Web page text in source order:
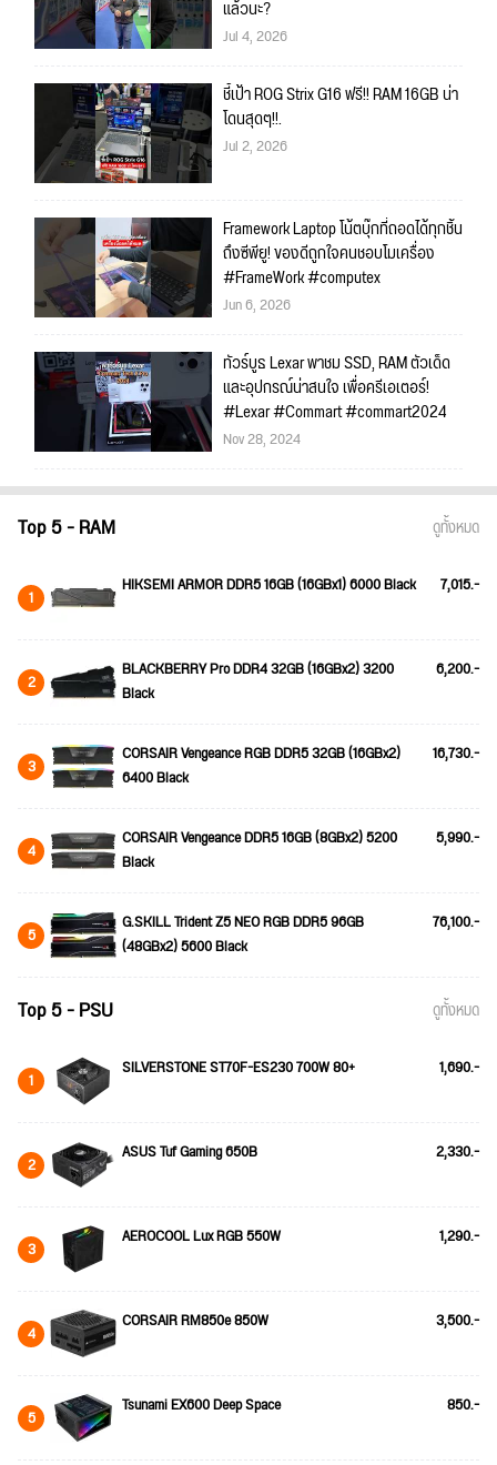
แล้วนะ?
Jul 4, 2026
ชี้เป้า ROG Strix G16 ฟรี!! RAM 16GB น่า
โดนสุดๆ!!.
Jul 2, 2026
Framework Laptop โน้ตบุ๊กที่ถอดได้ทุกชิ้น
ถึงซีพียู! ของดีถูกใจคนชอบโมเครื่อง
#FrameWork #computex
Jun 6, 2026
ทัวร์บูธ Lexar พาชม SSD, RAM ตัวเด็ด
และอุปกรณ์น่าสนใจ เพื่อครีเอเตอร์!
#Lexar #Commart #commart2024
Nov 28, 2024
Top 5 - RAM ดูทั้งหมด
1 HIKSEMI ARMOR DDR5 16GB (16GBx1) 6000 Black 7,015.-
2
BLACKBERRY Pro DDR4 32GB (16GBx2) 3200
Black
6,200.-
3
CORSAIR Vengeance RGB DDR5 32GB (16GBx2)
6400 Black
16,730.-
4
CORSAIR Vengeance DDR5 16GB (8GBx2) 5200
Black
5,990.-
5
G.SKILL Trident Z5 NEO RGB DDR5 96GB
(48GBx2) 5600 Black
76,100.-
Top 5 - PSU ดูทั้งหมด
1 SILVERSTONE ST70F-ES230 700W 80+ 1,690.-
2 ASUS Tuf Gaming 650B 2,330.-
3 AEROCOOL Lux RGB 550W 1,290.-
4 CORSAIR RM850e 850W 3,500.-
5 Tsunami EX600 Deep Space 850.-